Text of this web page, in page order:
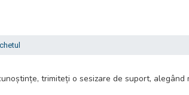
trimiteți o sesizare de suport,